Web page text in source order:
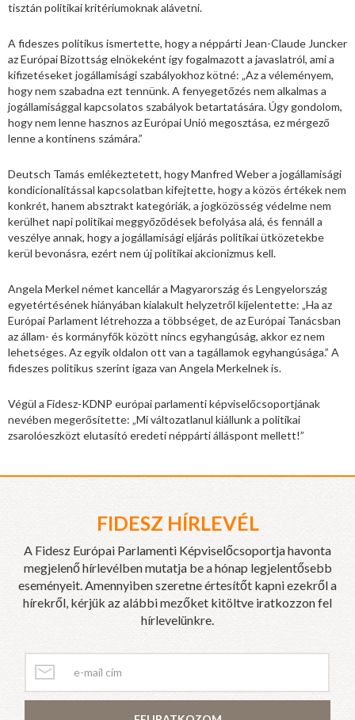
tisztán politikai kritériumoknak alávetni.
A fideszes politikus ismertette, hogy a néppárti Jean-Claude Juncker
az Európai Bizottság elnökeként így fogalmazott a javaslatról, ami a
kifizetéseket jogállamisági szabályokhoz kötné: „Az a véleményem,
hogy nem szabadna ezt tennünk. A fenyegetőzés nem alkalmas a
jogállamisággal kapcsolatos szabályok betartatására. Úgy gondolom,
hogy nem lenne hasznos az Európai Unió megosztása, ez mérgező
lenne a kontinens számára.”
Deutsch Tamás emlékeztetett, hogy Manfred Weber a jogállamisági
kondicionalitással kapcsolatban kifejtette, hogy a közös értékek nem
konkrét, hanem absztrakt kategóriák, a jogközösség védelme nem
kerülhet napi politikai meggyőződések befolyása alá, és fennáll a
veszélye annak, hogy a jogállamisági eljárás politikai ütközetekbe
kerül bevonásra, ezért nem új politikai akcionizmus kell.
Angela Merkel német kancellár a Magyarország és Lengyelország
egyetértésének hiányában kialakult helyzetről kijelentette: „Ha az
Európai Parlament létrehozza a többséget, de az Európai Tanácsban
az állam- és kormányfők között nincs egyhangúság, akkor ez nem
lehetséges. Az egyik oldalon ott van a tagállamok egyhangúsága.” A
fideszes politikus szerint igaza van Angela Merkelnek is.
Végül a Fidesz-KDNP európai parlamenti képviselőcsoportjának
nevében megerősítette: „Mi változatlanul kiállunk a politikai
zsarolóeszközt elutasító eredeti néppárti álláspont mellett!”
FIDESZ HÍRLEVÉL
A Fidesz Európai Parlamenti Képviselőcsoportja havonta
megjelenő hírlevélben mutatja be a hónap legjelentősebb
eseményeit. Amennyiben szeretne értesítőt kapni ezekről a
hírekről, kérjük az alábbi mezőket kitöltve iratkozzon fel
hírlevelünkre.